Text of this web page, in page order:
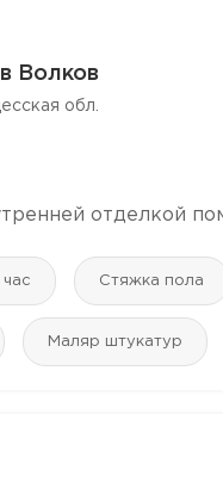
Волков
обл.
отделкой
Стяжка пола
Маляр штукатур